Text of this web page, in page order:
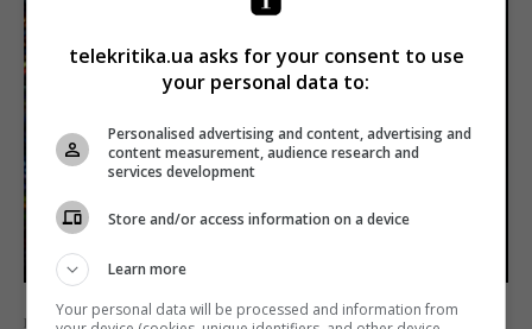
Light news
telekritika.ua asks for your consent to use
your personal data to:
Personalised advertising and content, advertising and
content measurement, audience research and
services development
Store and/or access information on a device
Learn more
Your personal data will be processed and information from